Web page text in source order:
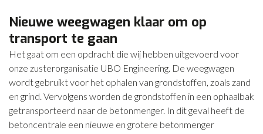
Nieuwe weegwagen klaar om op
transport te gaan
Het gaat om een opdracht die wij hebben uitgevoerd voor
onze zusterorganisatie UBO Engineering. De weegwagen
wordt gebruikt voor het ophalen van grondstoffen, zoals zand
en grind. Vervolgens worden de grondstoffen in een ophaalbak
getransporteerd naar de betonmenger. In dit geval heeft de
betoncentrale een nieuwe en grotere betonmenger